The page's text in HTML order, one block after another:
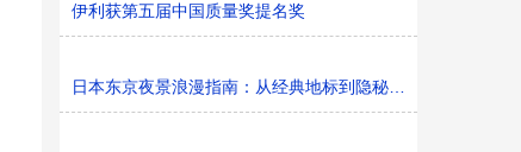
伊利获第五届中国质量奖提名奖
日本东京夜景浪漫指南：从经典地标到隐秘胜地